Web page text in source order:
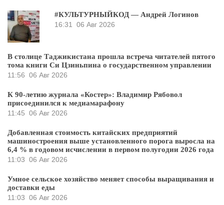
#КУЛЬТУРНЫЙКОД — Андрей Логинов
16:31
06 Авг 2026
В столице Таджикистана прошла встреча читателей пятого
тома книги Си Цзиньпина о государственном управлении
11:56 06 Авг 2026
К 90-летию журнала «Костер»: Владимир Рябовол
присоединился к медиамарафону
11:45 06 Авг 2026
Добавленная стоимость китайских предприятий
машиностроения выше установленного порога выросла на
6,4 % в годовом исчислении в первом полугодии 2026 года
11:03 06 Авг 2026
Умное сельское хозяйство меняет способы выращивания и
доставки еды
11:03 06 Авг 2026